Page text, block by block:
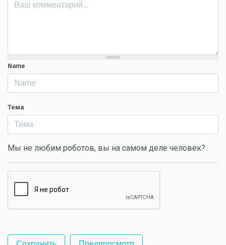
Name
Тема
Мы не любим роботов, вы на самом деле человек?